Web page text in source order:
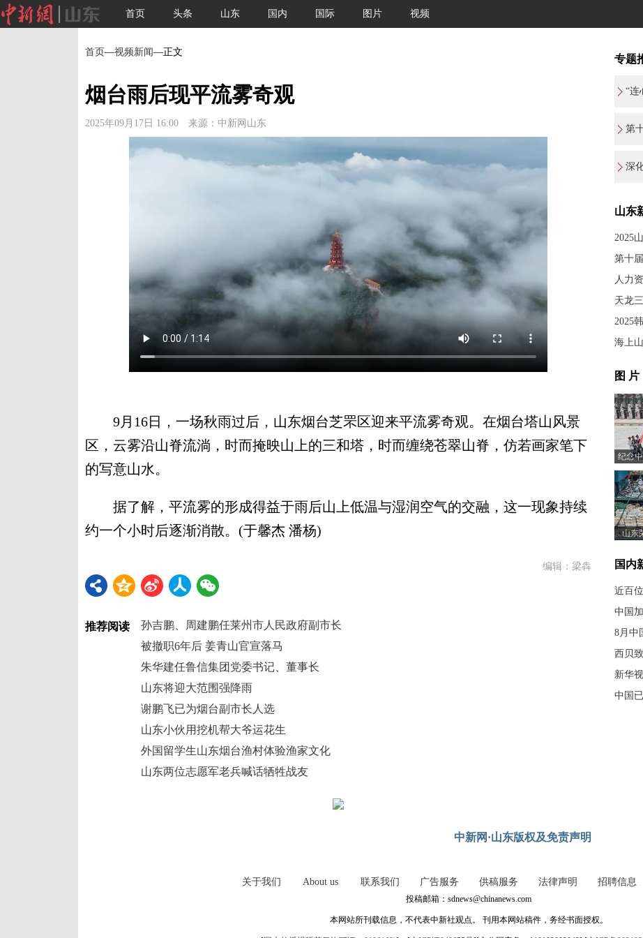
首页 头条 山东 国内 国际 图片 视频
首页—视频新闻—正文
烟台雨后现平流雾奇观
2025年09月17日 16:00 来源：中新网山东
9月16日，一场秋雨过后，山东烟台芝罘区迎来平流雾奇观。在烟台塔山风景
区，云雾沿山脊流淌，时而掩映山上的三和塔，时而缠绕苍翠山脊，仿若画家笔下
的写意山水。
据了解，平流雾的形成得益于雨后山上低温与湿润空气的交融，这一现象持续
约一个小时后逐渐消散。(于馨杰 潘杨)
编辑：梁犇
推荐阅读
孙吉鹏、周建鹏任莱州市人民政府副市长
被撤职6年后 姜青山官宣落马
朱华建任鲁信集团党委书记、董事长
山东将迎大范围强降雨
谢鹏飞已为烟台副市长人选
山东小伙用挖机帮大爷运花生
外国留学生山东烟台渔村体验渔家文化
山东两位志愿军老兵喊话牺牲战友
中新网·山东版权及免责声明
专题
“连
第
深
山东
2025
第十
人力
天龙
2025
海上
图 片
纪念
反法
山东
国内
近百
中国
8月中
西贝
新华
中国
关于我们 About us 联系我们 广告服务 供稿服务 法律声明 招聘信息
投稿邮箱：sdnews@chinanews.com
本网站所刊载信息，不代表中新社观点。 刊用本网站稿件，务经书面授权。